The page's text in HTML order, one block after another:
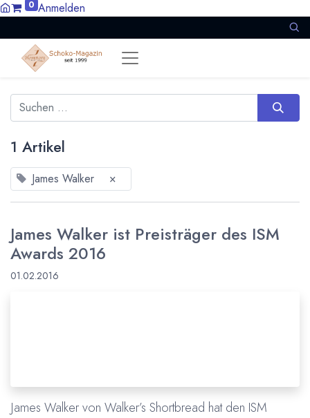
0 Anmelden
1 Artikel
James Walker ×
James Walker ist Preisträger des ISM
Awards 2016
01.02.2016
James Walker von Walker’s Shortbread hat den ISM